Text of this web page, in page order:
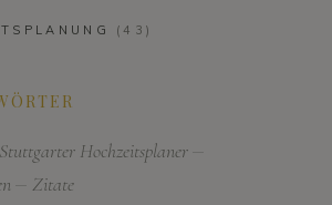
(43)
Stuttgarter Hochzeitsplaner
Zitate